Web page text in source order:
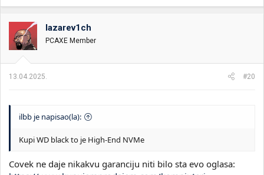
lazarev1ch
PCAXE Member
13.04.2025. #20
ilbb je napisao(la):
Kupi WD black to je High-End NVMe
Covek ne daje nikakvu garanciju niti bilo sta evo oglasa: